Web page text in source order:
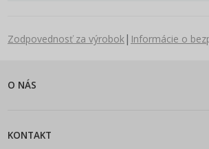
Zodpovednosť za výrobok| Informácie o
O NÁS
KONTAKT